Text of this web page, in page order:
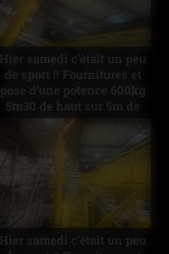
Hier samedi c’était un peu
de sport !! Fournitures et
pose d’une potence 600kg
5m30 de haut sur 5m de
portée 😅 #industrie
Hier samedi c’était un peu